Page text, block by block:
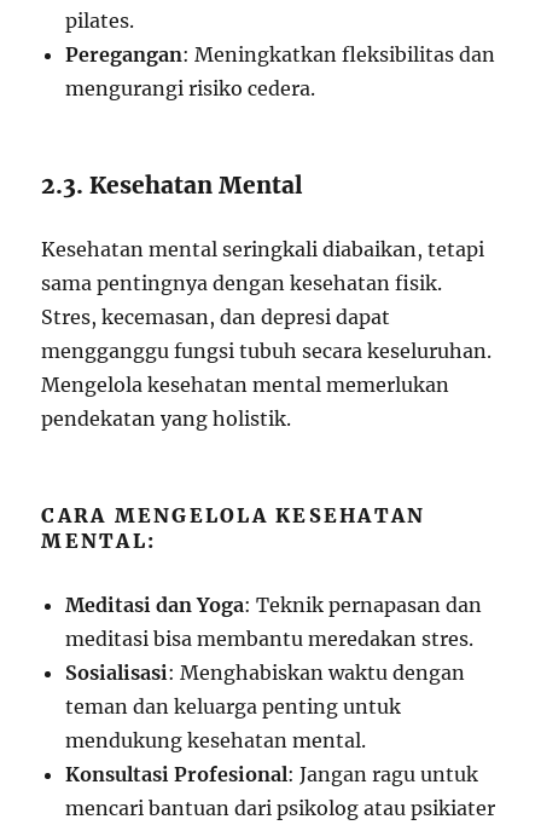
pilates.
Peregangan: Meningkatkan fleksibilitas dan
mengurangi risiko cedera.
2.3. Kesehatan Mental
Kesehatan mental seringkali diabaikan, tetapi
sama pentingnya dengan kesehatan fisik.
Stres, kecemasan, dan depresi dapat
mengganggu fungsi tubuh secara keseluruhan.
Mengelola kesehatan mental memerlukan
pendekatan yang holistik.
CARA MENGELOLA KESEHATAN
MENTAL:
Meditasi dan Yoga: Teknik pernapasan dan
meditasi bisa membantu meredakan stres.
Sosialisasi: Menghabiskan waktu dengan
teman dan keluarga penting untuk
mendukung kesehatan mental.
Konsultasi Profesional: Jangan ragu untuk
mencari bantuan dari psikolog atau psikiater